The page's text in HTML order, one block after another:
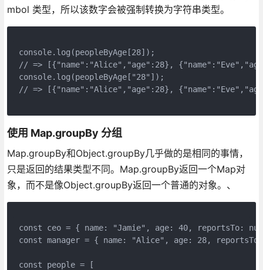
mbol 类型，所以该数字会被强制转换为字符串类型。
console.log(peopleByAge[28]);
// => [{"name":"Alice","age":28},
console.log(peopleByAge["28"]);
// => [{"name":"Alice","age":28},
使用 Map.groupBy 分组
Map.groupBy和Object.groupBy几乎做的是相同的事情，
只是返回的结果类型不同。Map.groupBy返回一个Map对
象，而不是像Object.groupBy返回一个普通的对象。、
const ceo = { name: "Jamie", age: 40, reportsTo:
const manager = { name: "Alice", age: 28,
const people = [